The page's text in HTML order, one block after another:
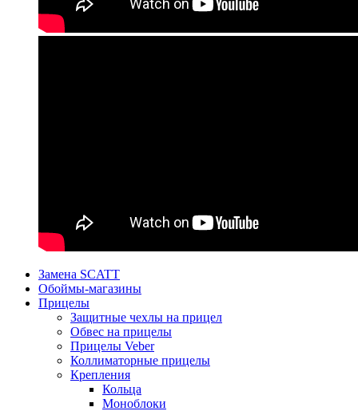
Замена SCATT
Обоймы-магазины
Прицелы
Защитные чехлы на прицел
Обвес на прицелы
Прицелы Veber
Коллиматорные прицелы
Крепления
Кольца
Моноблоки